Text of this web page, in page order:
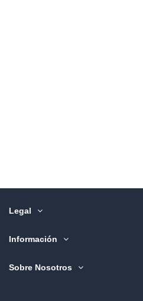
Legal
Información
Sobre Nosotros